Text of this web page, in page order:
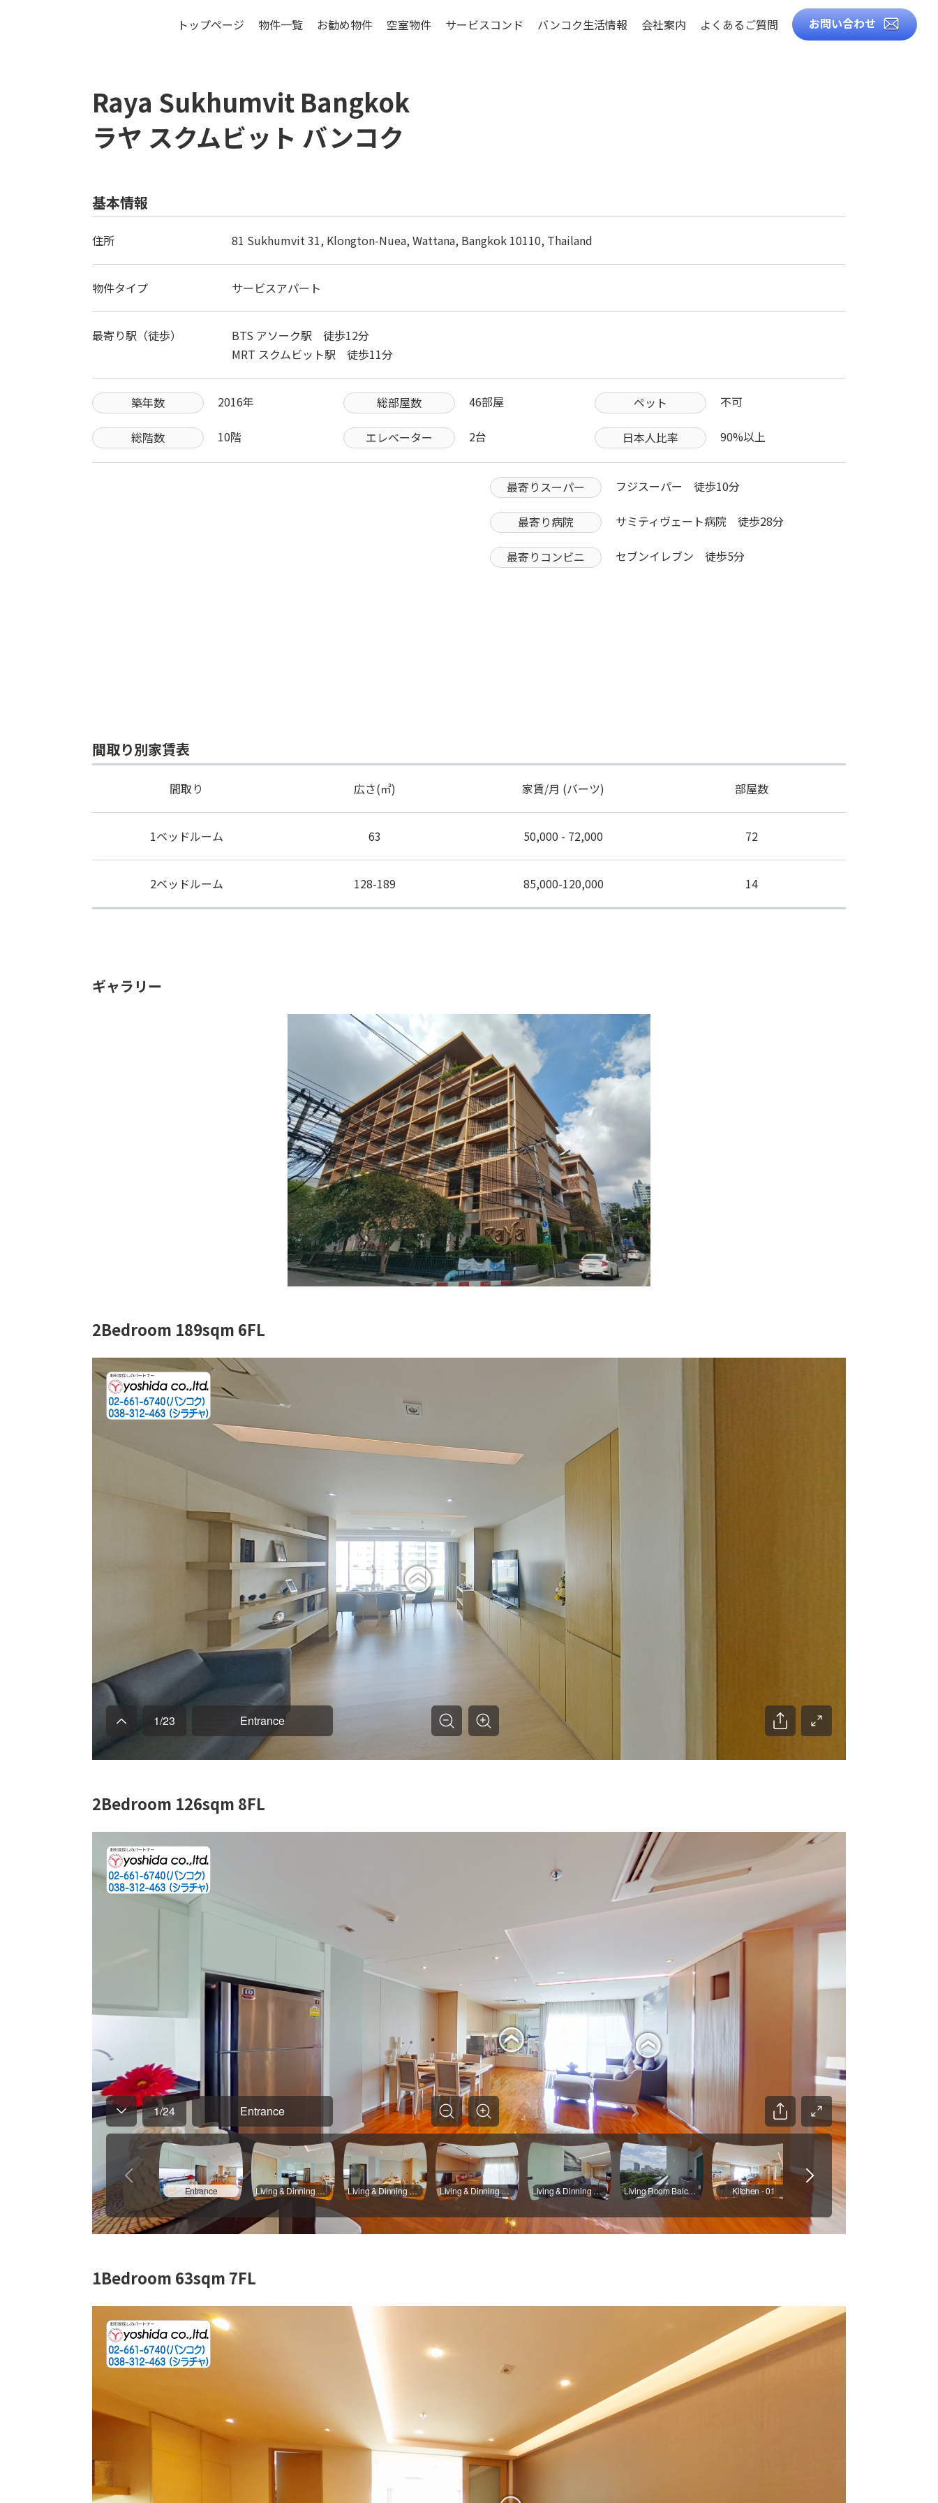
トップページ 物件一覧 お勧め物件
シラチャ特集物件
空室物件 サービスコンド バンコク生活情報
ご入居までの流れ
エリアについて
会社案内 よくあるご質問 お問い合わせ
Raya Sukhumvit Bangkok
ラヤ スクムビット バンコク
基本情報
住所 81 Sukhumvit 31, Klongton-Nuea, Wattana, Bangkok 10110, Thailand
物件タイプ サービスアパート
最寄り駅（徒歩）
BTS アソーク駅 徒歩12分
MRT スクムビット駅 徒歩11分
築年数 2016年 総部屋数 46部屋 ペット 不可
総階数 10階 エレベーター 2台 日本人比率 90%以上
最寄りスーパー フジスーパー 徒歩10分
最寄り病院 サミティヴェート病院 徒歩28分
最寄りコンビニ セブンイレブン 徒歩5分
間取り別家賃表
間取り 広さ(㎡) 家賃/月 (バーツ) 部屋数
1ベッドルーム 63 50,000 - 72,000 72
2ベッドルーム 128-189 85,000-120,000 14
ギャラリー
2Bedroom 189sqm 6FL
2Bedroom 126sqm 8FL
1Bedroom 63sqm 7FL